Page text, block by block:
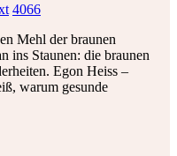
4066
Mehl der braunen
ins Staunen: die braunen
Egon Heiss –
warum gesunde